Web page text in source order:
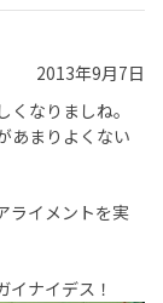
2013年9月7日
なりましね。
あまりよくない
ライメントを実
ナイデス！